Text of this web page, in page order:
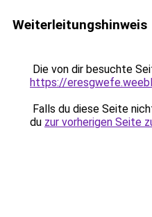
Weiterleitungshinweis
Die von dir besuchte
https://
Falls du diese Seite
du zur vorherigen Seite